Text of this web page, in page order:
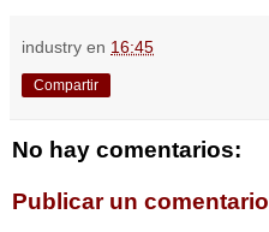
industry en 16:45
Compartir
No hay comentarios:
Publicar un comentario